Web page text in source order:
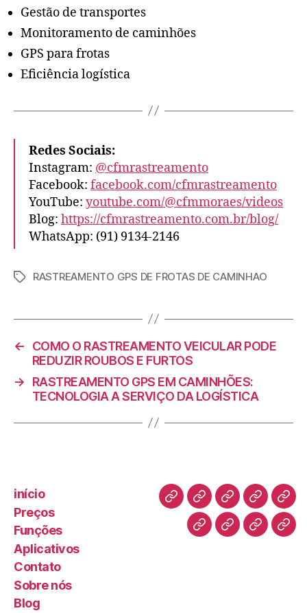
Gestão de transportes
Monitoramento de caminhões
GPS para frotas
Eficiência logística
Redes Sociais:
Instagram: @cfmrastreamento
Facebook: facebook.com/cfmrastreamento
YouTube: youtube.com/@cfmmoraes/videos
Blog: https://cfmrastreamento.com.br/blog/
WhatsApp: (91) 9134-2146
RASTREAMENTO GPS DE FROTAS DE CAMINHAO
←
COMO O RASTREAMENTO VEICULAR PODE
REDUZIR ROUBOS E FURTOS
→
RASTREAMENTO GPS EM CAMINHÕES:
TECNOLOGIA A SERVIÇO DA LOGÍSTICA
início
Preços
Funções
Aplicativos
Contato
Sobre nós
Blog